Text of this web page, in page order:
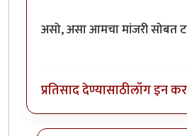
असो, असा आमचा मांजरी सोबत
प्रतिसाद देण्यासाठीलॉग इन